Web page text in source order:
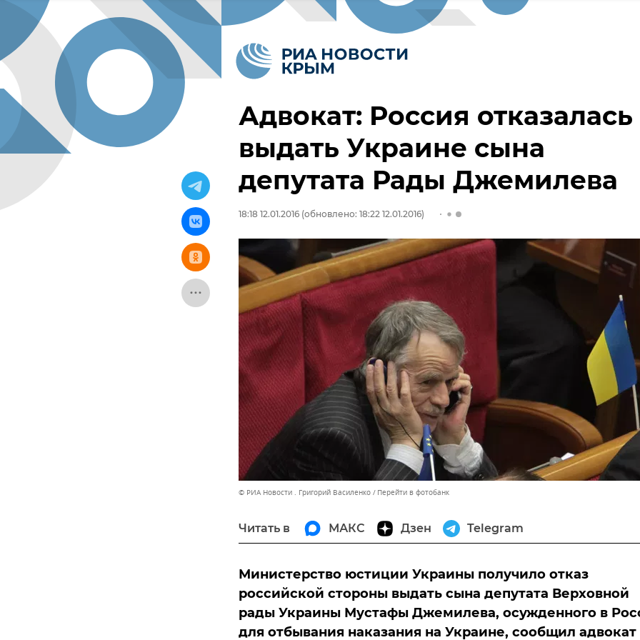
Адвокат: Россия отказалась
выдать Украине сына
депутата Рады Джемилева
18:18 12.01.2016 (обновлено: 18:22 12.01.2016)
© РИА Новости . Григорий Василенко Перейти в фотобанк
Читать в МАКС Дзен Telegram
Министерство юстиции Украины получило отказ
российской стороны выдать сына депутата Верховной
рады Украины Мустафы Джемилева, осужденного в
для отбывания наказания на Украине, сообщил адвокат